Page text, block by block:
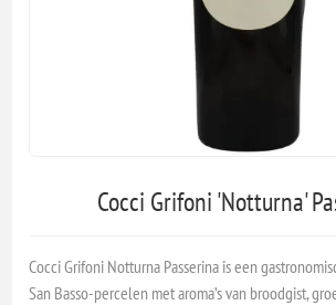
Cocci Grifoni 'Notturna'
Cocci Grifoni Notturna Passerina is een
San Basso-percelen met aroma’s van broodgist,